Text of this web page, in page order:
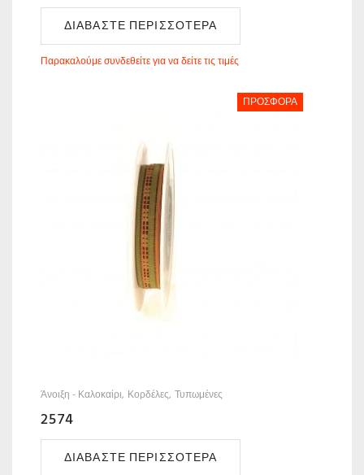
ΔΙΑΒΆΣΤΕ ΠΕΡΙΣΣΌΤΕΡΑ
Παρακαλούμε συνδεθείτε για να δείτε τις τιμές
ΠΡΟΣΦΟΡΆ
Άνοιξη - Καλοκαίρι Κορδέλες Τυπωμένες
2574
ΔΙΑΒΆΣΤΕ ΠΕΡΙΣΣΌΤΕΡΑ